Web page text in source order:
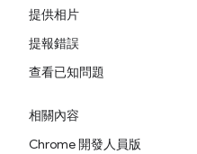
提供相片
提報錯誤
查看已知問題
相關內容
Chrome 開發人員版